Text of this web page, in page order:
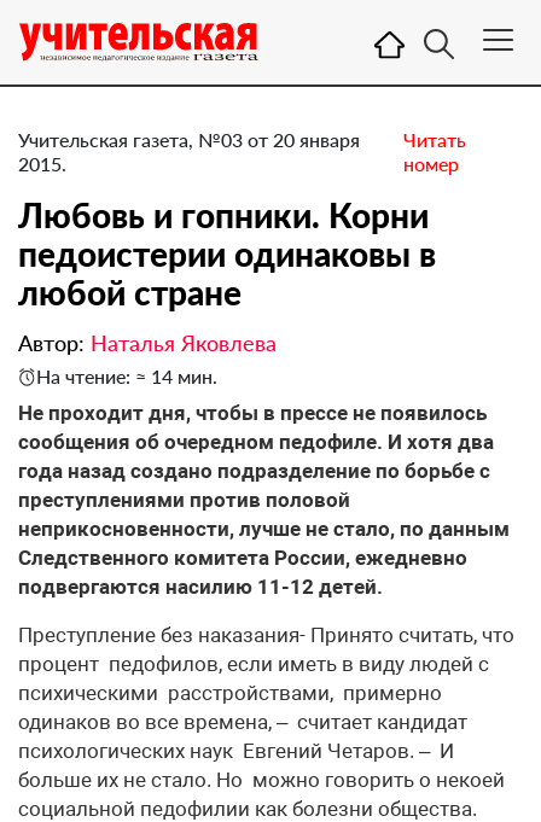
Учительская газета, №03 от 20 января
2015.
Читать
номер
Любовь и гопники. Корни
педоистерии одинаковы в
любой стране
Автор: Наталья Яковлева
На чтение: ≈ 14 мин.
Не проходит дня, чтобы в прессе не появилось
сообщения об очередном педофиле. И хотя два
года назад создано подразделение по борьбе с
преступлениями против половой
неприкосновенности, лучше не стало, по данным
Следственного комитета России, ежедневно
подвергаются насилию 11-12 детей.
Преступление без наказания- Принято считать, что
процент педофилов, если иметь в виду людей с
психическими расстройствами, примерно
одинаков во все времена, – считает кандидат
психологических наук Евгений Четаров. – И
больше их не стало. Но можно говорить о некоей
социальной педофилии как болезни общества.